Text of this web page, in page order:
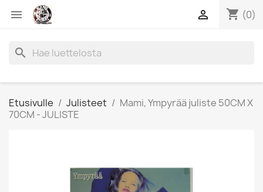
 shopping_cart (0)

search
Etusivulle Julisteet
Mami, Ympyrää juliste 50CM X
70CM - JULISTE